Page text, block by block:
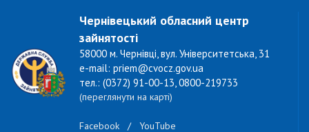
Чернівецький обласний центр
зайнятості
58000 м. Чернівці, вул. Університетська, 31
e-mail: priem@cvocz.gov.ua
тел.: (0372) 91-00-13, 0800-219733
(переглянути на карті)
Facebook / YouTube